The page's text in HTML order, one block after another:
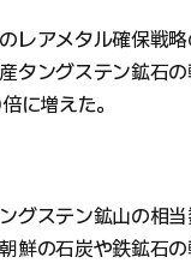
レアメタル確保戦略
タングステン鉱石
に増えた。
グステン鉱山の相
鮮の石炭や鉄鉱石の